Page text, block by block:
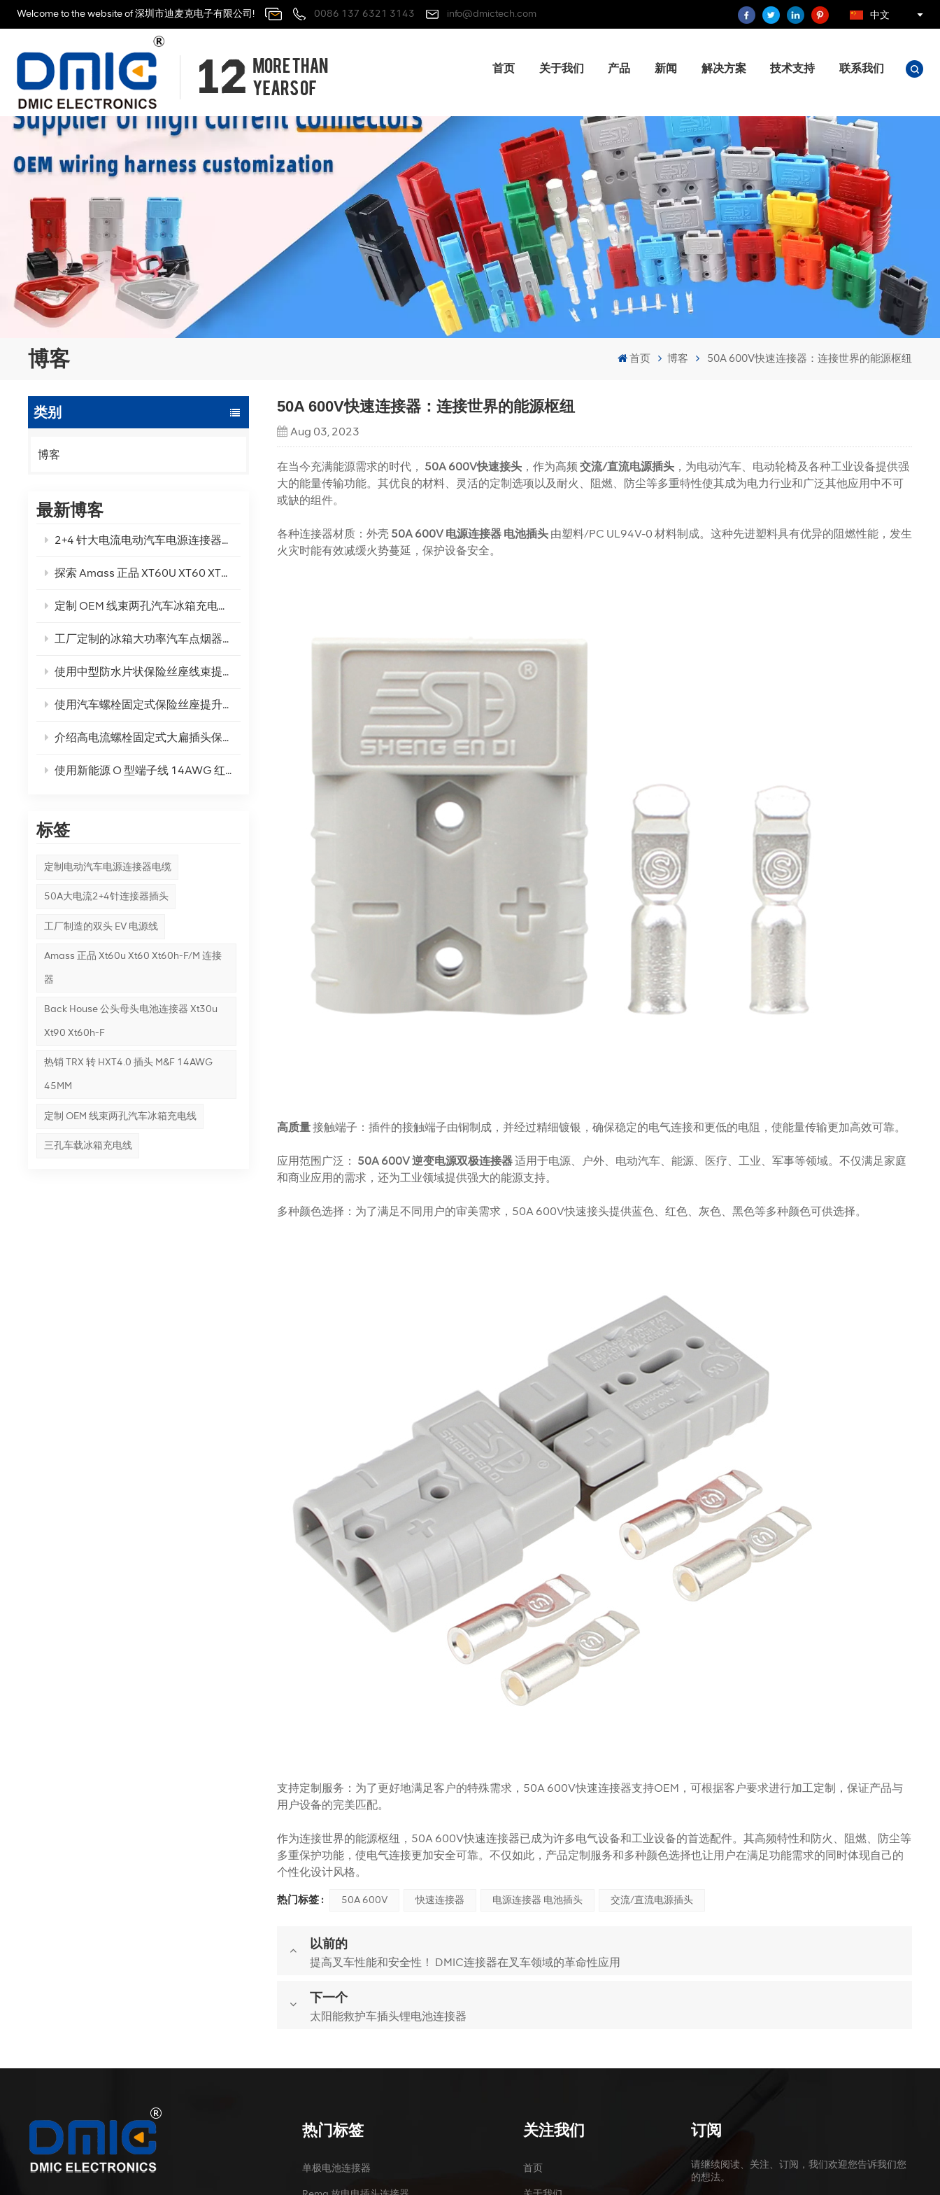
Welcome to the website of 深圳市迪麦克电子有限公司! 0086 137 6321 3143 info@dmictech.com 中文
首页 关于我们 产品 新闻 解决方案 技术支持 联系我们
博客 首页 博客 50A 600V快速连接器：连接世界的能源枢纽
类别
博客
最新博客
2+4 针大电流电动汽车电源连接器是满足您的电动汽车电源需求的最佳解决方案吗？
探索 Amass 正品 XT60U XT60 XT60H-F/M 连接器的强大功能
定制 OEM 线束两孔汽车冰箱充电线！
工厂定制的冰箱大功率汽车点烟器插头延长线 - 您的终极直流电源解决方案
使用中型防水片状保险丝座线束提高您的汽车安全性
使用汽车螺栓固定式保险丝座提升您的骑行体验！
介绍高电流螺栓固定式大扁插头保险丝座：电力安全的未来
使用新能源 O 型端子线 14AWG 红黑线加快您的能源游戏！
标签
定制电动汽车电源连接器电缆
50A大电流2+4针连接器插头
工厂制造的双头 EV 电源线
Amass 正品 Xt60u Xt60 Xt60h-F/m 连接
器
Back House 公头母头电池连接器 Xt30u
Xt90 Xt60h-F
热销 TRX 转 HXT4.0 插头 M&F 14AWG
45MM
定制 OEM 线束两孔汽车冰箱充电线
三孔车载冰箱充电线
50A 600V快速连接器：连接世界的能源枢纽
Aug 03, 2023
在当今充满能源需求的时代， 50A 600V快速接头，作为高频 交流/直流电源插头，为电动汽车、电动轮椅及各种工业设备提供强
大的能量传输功能。其优良的材料、灵活的定制选项以及耐火、阻燃、防尘等多重特性使其成为电力行业和广泛其他应用中不可
或缺的组件。
各种连接器材质：外壳50A 600V 电源连接器 电池插头由塑料/PC UL94V-0 材料制成。这种先进塑料具有优异的阻燃性能，发生
火灾时能有效减缓火势蔓延，保护设备安全。
高质量接触端子：插件的接触端子由铜制成，并经过精细镀银，确保稳定的电气连接和更低的电阻，使能量传输更加高效可靠。
应用范围广泛： 50A 600V 逆变电源双极连接器适用于电源、户外、电动汽车、能源、医疗、工业、军事等领域。不仅满足家庭
和商业应用的需求，还为工业领域提供强大的能源支持。
多种颜色选择：为了满足不同用户的审美需求，50A 600V快速接头提供蓝色、红色、灰色、黑色等多种颜色可供选择。
支持定制服务：为了更好地满足客户的特殊需求，50A 600V快速连接器支持OEM，可根据客户要求进行加工定制，保证产品与
用户设备的完美匹配。
作为连接世界的能源枢纽，50A 600V快速连接器已成为许多电气设备和工业设备的首选配件。其高频特性和防火、阻燃、防尘等
多重保护功能，使电气连接更加安全可靠。不仅如此，产品定制服务和多种颜色选择也让用户在满足功能需求的同时体现自己的
个性化设计风格。
热门标签 : 50A 600V 快速连接器 电源连接器 电池插头 交流/直流电源插头
以前的
提高叉车性能和安全性！ DMIC连接器在叉车领域的革命性应用
下一个
太阳能救护车插头锂电池连接器
热门标签
单极电池连接器
关注我们
首页
订阅
请继续阅读、关注、订阅，我们欢迎您告诉我们您
的想法。